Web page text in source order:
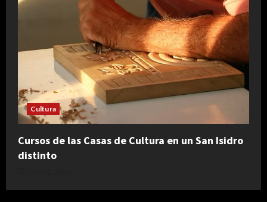
Cultura
Cursos de las Casas de Cultura en un San Isidro
distinto